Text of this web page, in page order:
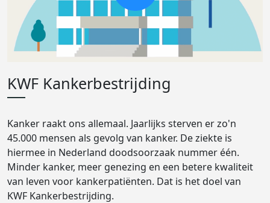
KWF Kankerbestrijding
Kanker raakt ons allemaal. Jaarlijks sterven er zo'n
45.000 mensen als gevolg van kanker. De ziekte is
hiermee in Nederland doodsoorzaak nummer één.
Minder kanker, meer genezing en een betere kwaliteit
van leven voor kankerpatiënten. Dat is het doel van
KWF Kankerbestrijding.